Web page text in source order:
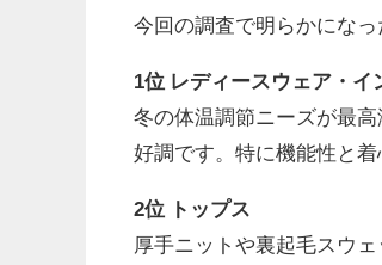
今回の調査で明らかにな
1位 レディースウェア・イ
冬の体温調節ニーズが最
好調です。特に機能性と
2位 トップス
厚手ニットや裏起毛スウ